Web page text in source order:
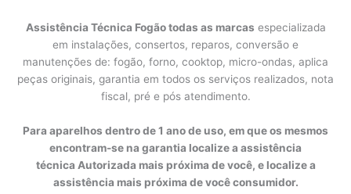
Assistência Técnica Fogão todas as marcas especializada
em instalações, consertos, reparos, conversão e
manutenções de: fogão, forno, cooktop, micro-ondas, aplica
peças originais, garantia em todos os serviços realizados, nota
fiscal, pré e pós atendimento.
Para aparelhos dentro de 1 ano de uso, em que os mesmos
encontram-se na garantia localize a assistência
técnica Autorizada mais próxima de você, e localize a
assistência mais próxima de você consumidor.